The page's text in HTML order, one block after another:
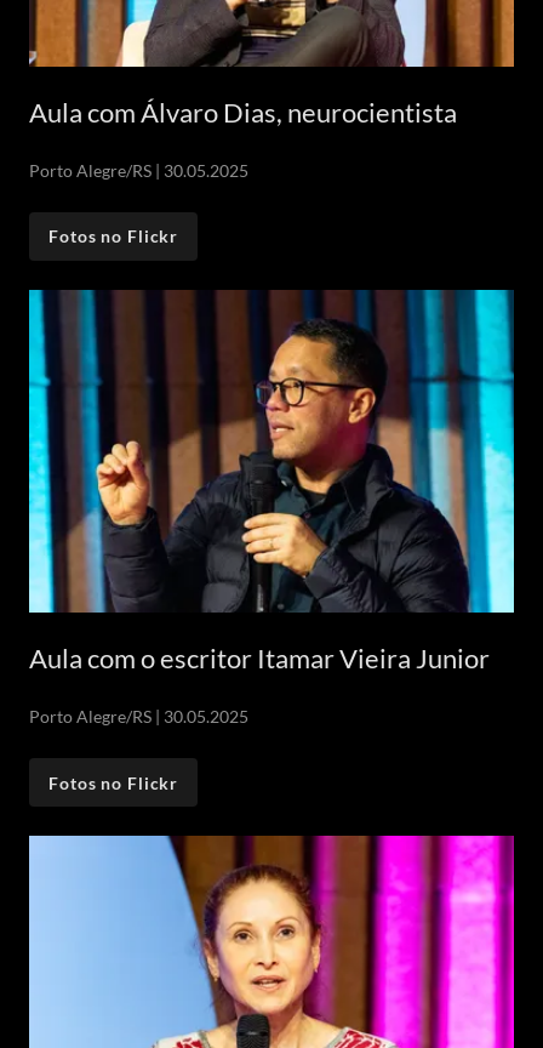
Aula com Álvaro Dias, neurocientista
Porto Alegre/RS | 30.05.2025
Fotos no Flickr
Aula com o escritor Itamar Vieira Junior
Porto Alegre/RS | 30.05.2025
Fotos no Flickr